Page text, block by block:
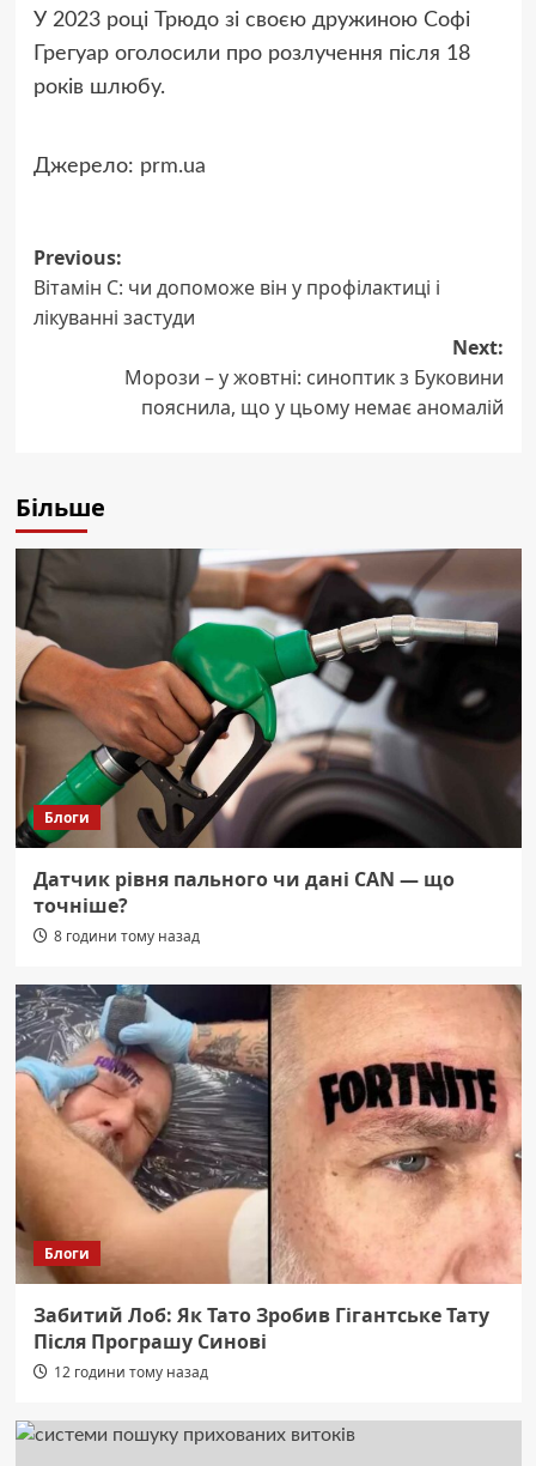
У 2023 році Трюдо зі своєю дружиною Софі
Грегуар оголосили про розлучення після 18
років шлюбу.
Джерело: prm.ua
Post
navigation
Previous:
Вітамін С: чи допоможе він у профілактиці і
лікуванні застуди
Next:
Морози – у жовтні: синоптик з Буковини
пояснила, що у цьому немає аномалій
Більше
Блоги
Датчик рівня пального чи дані CAN — що
точніше?
8 години тому назад
Блоги
Забитий Лоб: Як Тато Зробив Гігантське Тату
Після Програшу Синові
12 години тому назад